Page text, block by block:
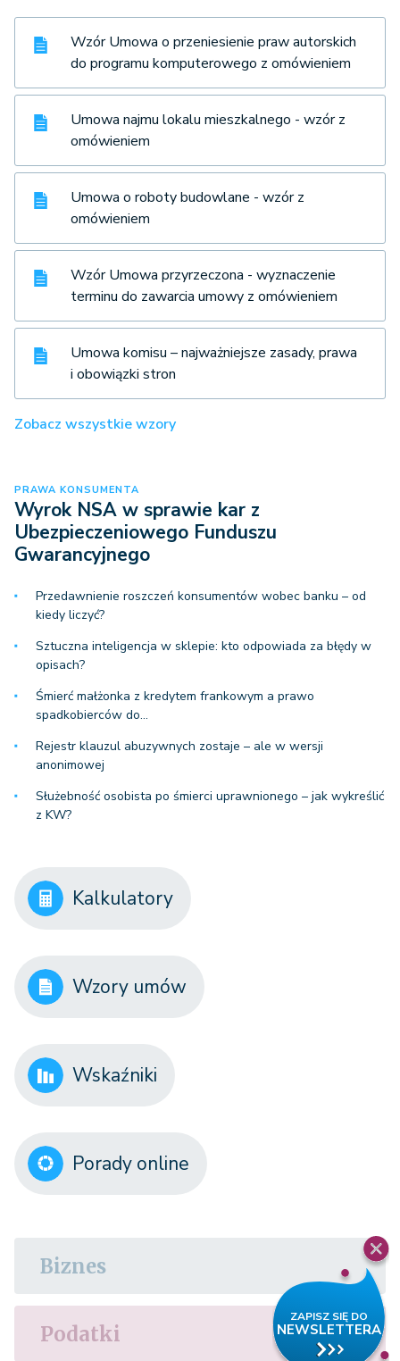
Wzór Umowa o przeniesienie praw autorskich
do programu komputerowego z omówieniem
Umowa najmu lokalu mieszkalnego - wzór z
omówieniem
Umowa o roboty budowlane - wzór z
omówieniem
Wzór Umowa przyrzeczona - wyznaczenie
terminu do zawarcia umowy z omówieniem
Umowa komisu – najważniejsze zasady, prawa
i obowiązki stron
Zobacz wszystkie wzory
PRAWA KONSUMENTA
Wyrok NSA w sprawie kar z
Ubezpieczeniowego Funduszu
Gwarancyjnego
Przedawnienie roszczeń konsumentów wobec banku – od
kiedy liczyć?
Sztuczna inteligencja w sklepie: kto odpowiada za błędy w
opisach?
Śmierć małżonka z kredytem frankowym a prawo
spadkobierców do…
Rejestr klauzul abuzywnych zostaje – ale w wersji
anonimowej
Służebność osobista po śmierci uprawnionego – jak wykreślić
z KW?
Kalkulatory
Wzory umów
Wskaźniki
Porady online
Biznes
Podatki